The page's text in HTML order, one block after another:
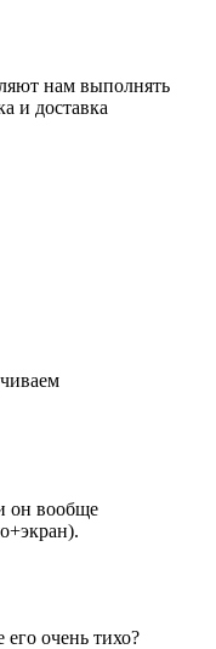
нам выполнять
и доставка
он вообще
очень тихо?